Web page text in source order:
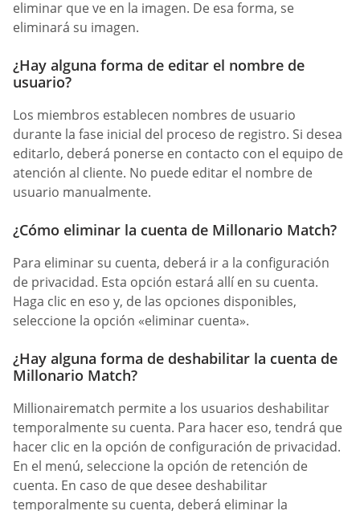
eliminar que ve en la imagen. De esa forma, se
eliminará su imagen.
¿Hay alguna forma de editar el nombre de
usuario?
Los miembros establecen nombres de usuario
durante la fase inicial del proceso de registro. Si desea
editarlo, deberá ponerse en contacto con el equipo de
atención al cliente. No puede editar el nombre de
usuario manualmente.
¿Cómo eliminar la cuenta de Millonario Match?
Para eliminar su cuenta, deberá ir a la configuración
de privacidad. Esta opción estará allí en su cuenta.
Haga clic en eso y, de las opciones disponibles,
seleccione la opción «eliminar cuenta».
¿Hay alguna forma de deshabilitar la cuenta de
Millonario Match?
Millionairematch permite a los usuarios deshabilitar
temporalmente su cuenta. Para hacer eso, tendrá que
hacer clic en la opción de configuración de privacidad.
En el menú, seleccione la opción de retención de
cuenta. En caso de que desee deshabilitar
temporalmente su cuenta, deberá eliminar la